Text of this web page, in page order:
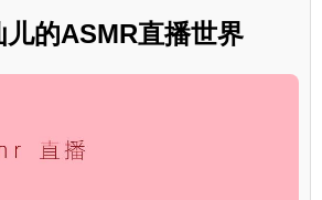
的ASMR直播世界